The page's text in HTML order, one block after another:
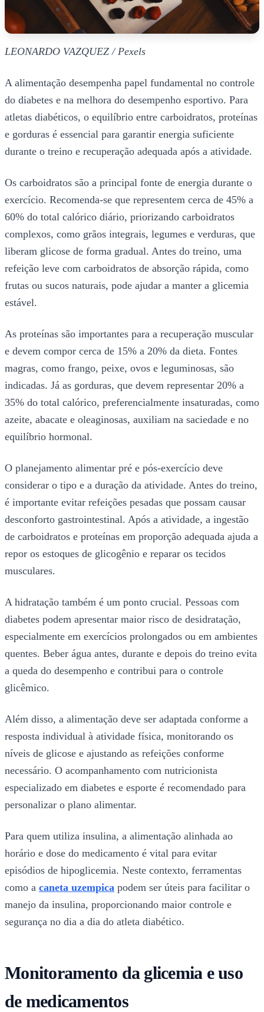
LEONARDO VAZQUEZ / Pexels
A alimentação desempenha papel fundamental no controle
do diabetes e na melhora do desempenho esportivo. Para
atletas diabéticos, o equilíbrio entre carboidratos, proteínas
e gorduras é essencial para garantir energia suficiente
durante o treino e recuperação adequada após a atividade.
Os carboidratos são a principal fonte de energia durante o
exercício. Recomenda-se que representem cerca de 45% a
60% do total calórico diário, priorizando carboidratos
complexos, como grãos integrais, legumes e verduras, que
liberam glicose de forma gradual. Antes do treino, uma
refeição leve com carboidratos de absorção rápida, como
frutas ou sucos naturais, pode ajudar a manter a glicemia
estável.
As proteínas são importantes para a recuperação muscular
e devem compor cerca de 15% a 20% da dieta. Fontes
magras, como frango, peixe, ovos e leguminosas, são
indicadas. Já as gorduras, que devem representar 20% a
35% do total calórico, preferencialmente insaturadas, como
azeite, abacate e oleaginosas, auxiliam na saciedade e no
equilíbrio hormonal.
O planejamento alimentar pré e pós-exercício deve
considerar o tipo e a duração da atividade. Antes do treino,
é importante evitar refeições pesadas que possam causar
desconforto gastrointestinal. Após a atividade, a ingestão
de carboidratos e proteínas em proporção adequada ajuda a
repor os estoques de glicogênio e reparar os tecidos
musculares.
A hidratação também é um ponto crucial. Pessoas com
diabetes podem apresentar maior risco de desidratação,
especialmente em exercícios prolongados ou em ambientes
quentes. Beber água antes, durante e depois do treino evita
a queda do desempenho e contribui para o controle
glicêmico.
Além disso, a alimentação deve ser adaptada conforme a
resposta individual à atividade física, monitorando os
níveis de glicose e ajustando as refeições conforme
necessário. O acompanhamento com nutricionista
especializado em diabetes e esporte é recomendado para
personalizar o plano alimentar.
Para quem utiliza insulina, a alimentação alinhada ao
horário e dose do medicamento é vital para evitar
episódios de hipoglicemia. Neste contexto, ferramentas
como a caneta uzempica​ podem ser úteis para facilitar o
manejo da insulina, proporcionando maior controle e
segurança no dia a dia do atleta diabético.
Monitoramento da glicemia e uso
de medicamentos